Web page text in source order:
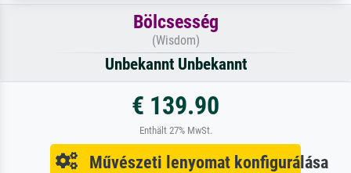
Bölcsesség
(Wisdom)
Unbekannt Unbekannt
€ 139.90
Enthält 27% MwSt.
Művészeti lenyomat konfigurálása